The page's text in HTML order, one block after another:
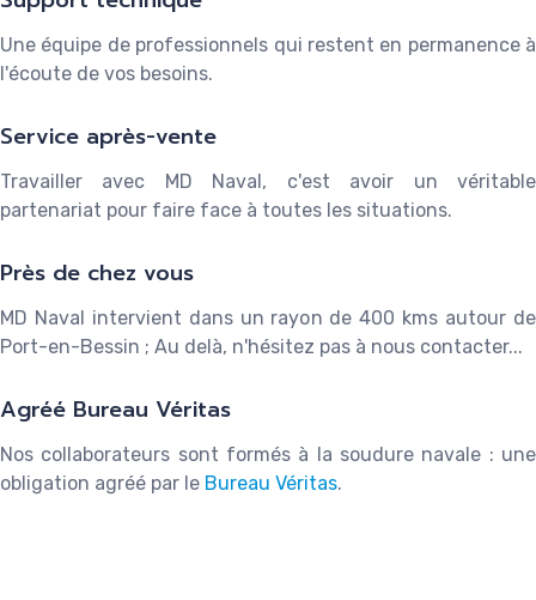
Une équipe de professionnels qui restent en permanence à
l'écoute de vos besoins.
Service après-vente
Travailler avec MD Naval, c'est avoir un véritable
partenariat pour faire face à toutes les situations.
Près de chez vous
MD Naval intervient dans un rayon de 400 kms autour de
Port-en-Bessin ; Au delà, n'hésitez pas à nous contacter...
Agréé Bureau Véritas
Nos collaborateurs sont formés à la soudure navale : une
obligation agréé par le Bureau Véritas.